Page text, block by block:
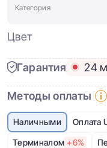
Категория
Цвет
Гарантия 24
Методы оплаты
Наличными Оплата
Терминалом +6%